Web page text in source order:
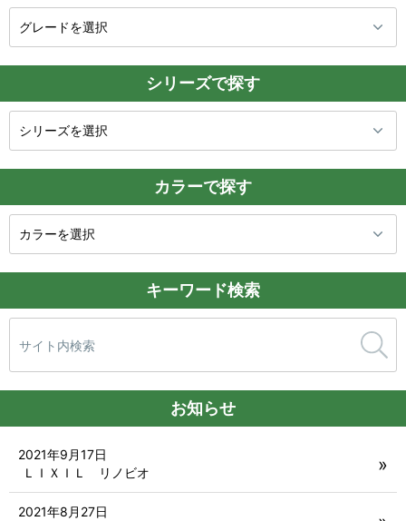
シリーズで探す
カラーで探す
キーワード検索
索:
お知らせ
ＬＩＸＩＬ リノビオ
2021年9月17日
2021年8月27日